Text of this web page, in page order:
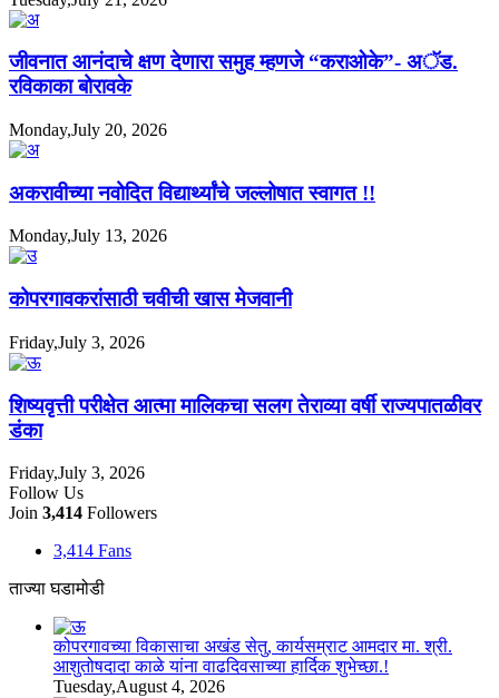
जीवनात आनंदाचे क्षण देणारा समुह म्हणजे “कराओके”- अॅड.
रविकाका बोरावके
Monday,July 20, 2026
अकरावीच्या नवोदित विद्यार्थ्यांचे जल्लोषात स्वागत !!
Monday,July 13, 2026
कोपरगावकरांसाठी चवीची खास मेजवानी
Friday,July 3, 2026
शिष्यवृत्ती परीक्षेत आत्मा मालिकचा सलग तेराव्या वर्षी राज्यपातळीवर
डंका
Friday,July 3, 2026
Follow Us
Join 3,414 Followers
3,414 Fans
ताज्या घडामोडी
कोपरगावच्या विकासाचा अखंड सेतु, कार्यसम्राट आमदार मा. श्री.
आशुतोषदादा काळे यांना वाढदिवसाच्या हार्दिक शुभेच्छा.!
Tuesday,August 4, 2026